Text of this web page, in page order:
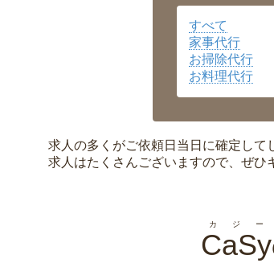
広島県▼
沖縄県
すべて
家事代行
お掃除代行
お料理代行
求人の多くがご依頼日当日に確定して
求人はたくさんございますので、ぜひ
CaSy
カジー